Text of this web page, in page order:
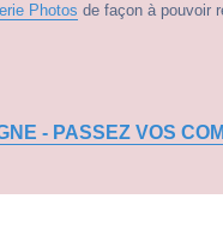
Photos de façon à pouvoir
- PASSEZ VOS